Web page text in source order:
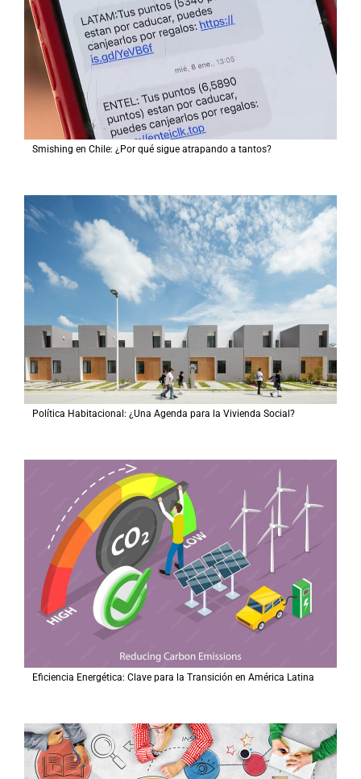
Smishing en Chile: ¿Por qué sigue atrapando a tantos?
Política Habitacional: ¿Una Agenda para la Vivienda Social?
Eficiencia Energética: Clave para la Transición en América Latina